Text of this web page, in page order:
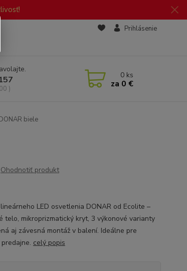
Prihlásenie
)
0 ks
za 0 €
biele
Ohodnotiť produkt
LED osvetlenia DONAR od Ecolite –
telo, mikroprizmatický kryt, 3 výkonové varianty
aj závesná montáž v balení. Ideálne pre
celý popis